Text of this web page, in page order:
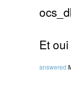
Et
answered